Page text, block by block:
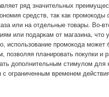
ряд значительных
средств, так как
или на отдельные товары. Во-
или подаркам от магазина, что
использование промокода
позволяя планировать покупки и
дополнительным стимулом для
ограниченным временем